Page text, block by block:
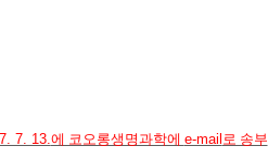
7. 13.에 코오롱생명과학에 e-mail 로 송부